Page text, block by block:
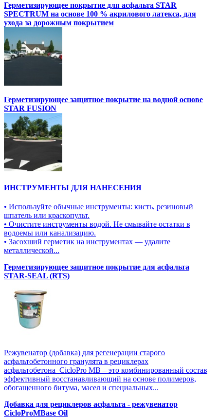
Герметизирующее покрытие для асфальта STAR
SPECTRUM на основе 100 % акрилового латекса, для
ухода за дорожным покрытием
Герметизирующее защитное покрытие на водной основе
STAR FUSION
ИНСТРУМЕНТЫ ДЛЯ НАНЕСЕНИЯ
• Используйте обычные инструменты: кисть, резиновый
шпатель или краскопульт.
• Очистите инструменты водой. Не смывайте остатки в
водоемы или канализацию.
• Засохший герметик на инструментах — удалите
металлической...
Герметизирующее защитное покрытие для асфальта
STAR-SEAL (RTS)
Режувенатор (добавка) для регенерации старого
асфальтобетонного гранулята в рециклерах
асфальтобетона CicloPro MB – это комбинированный состав
эффективный восстанавливающий на основе полимеров,
обогащенного битума, масел и специальных...
Добавка для рециклеров асфальта - режувенатор
CicloProMBase Oil